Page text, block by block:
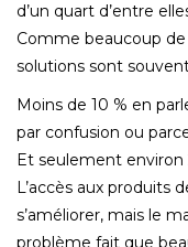
d’un quart d’entre
Comme beaucoup
solutions sont
Moins de 10 % en
par confusion ou
Et seulement environ
L’accès aux produits
s’améliorer, mais le
problème fait que